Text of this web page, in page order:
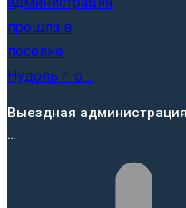
Выездная
…